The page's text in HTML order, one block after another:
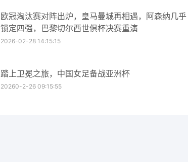
欧冠淘汰赛对阵出炉，皇马曼城再相遇，阿森纳几乎
锁定四强，巴黎切尔西世俱杯决赛重演
2026-02-28 14:15:15
踏上卫冕之旅，中国女足备战亚洲杯
20260-2-26 09:15:55